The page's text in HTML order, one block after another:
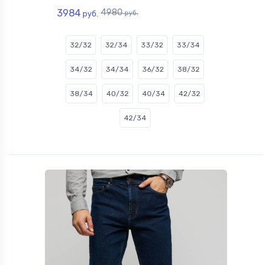
3984 руб. 4980руб.
32/32 32/34 33/32 33/34
34/32 34/34 36/32 38/32
38/34 40/32 40/34 42/32
42/34